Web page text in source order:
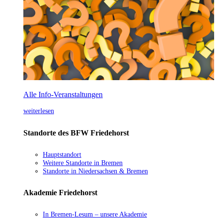
Alle Info-Veranstaltungen
weiterlesen
Standorte des BFW Friedehorst
Hauptstandort
Weitere Standorte in Bremen
Standorte in Niedersachsen & Bremen
Akademie Friedehorst
In Bremen-Lesum – unsere Akademie